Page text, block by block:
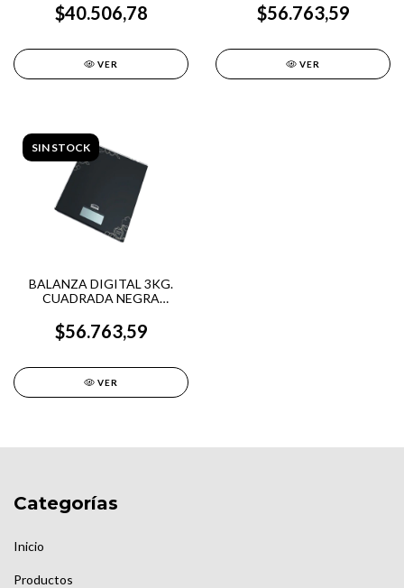
$40.506,78
VER
$56.763,59
VER
SIN STOCK
BALANZA DIGITAL 3KG.
CUADRADA NEGRA
$56.763,59
VER
Categorías
Inicio
Productos